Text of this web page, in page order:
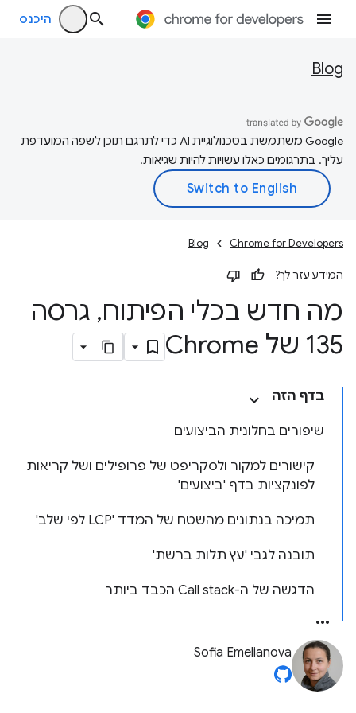
היכנס
Blog
‫Google משתמשת בטכנולוגיית AI כדי לתרגם תוכן לשפה המועדפת
עליך. בתרגומים כאלו עשויות להיות שגיאות.
Chrome for Developers
Blog
המידע עזר לך?
מה חדש בכלי הפיתוח, גרסה
135 של Chrome
בדף הזה
שיפורים בחלונית הביצועים
קישורים למקור ולסקריפט של פרופילים ושל קריאות
לפונקציות בדף 'ביצועים'
תמיכה בנתונים מהשטח של המדד 'LCP לפי שלב'
תובנה לגבי 'עץ תלות ברשת'
הדגשה של ה-Call stack הכבד ביותר
Sofia Emelianova